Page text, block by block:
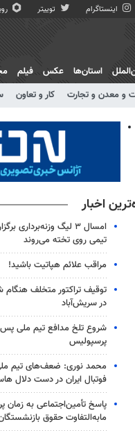
اینستاگرام توییتر
و معدن و تجارت کار و تعاون
استان‌ها عکس فیلم
اخبار
امسال ۳ لیگ وزنه‌برداری
تیمی روی تخته می‌روند
مراقب علائم هپاتیت باشید!
توقیف تراکتور متخلف
در سریش‌آباد
شروع تلخ مدافع تیم ملی پس
پرسپولیس
محمد نوری: ضعف‌های تیم
فوتبال ایران در دست دلال
پاسخ تأمین‌اجتماعی به زمان
مابه‌التفاوت حقوق